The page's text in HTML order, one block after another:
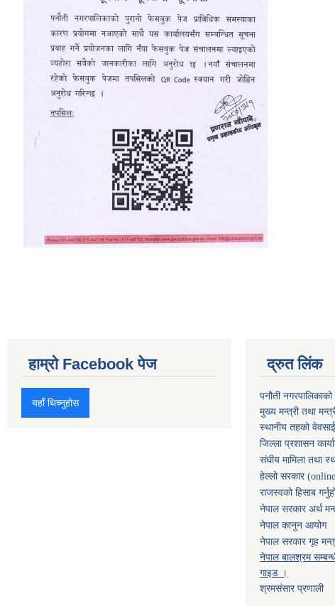
हाम्रो Facebook पेज
यहाँ थिच्नुहोस
द्रुत लिंक
पनौती
मुख्य मन्त्री तथा
स्थानीय तहको
जिल्ला प्रशासन
संघीय मामिला तथा
हेल्लो सरकार
राजस्वको हिसाब
नेपाल सरकार अर्थ
नेपाल कानुन आयोग
नेपाल सरकार गृह
नेपाल बालश्रम
गाइड ।
श्रमसंसार प्रणाली